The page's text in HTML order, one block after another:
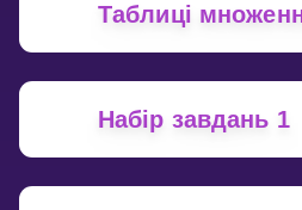
Таблиці
Набір завдань 1